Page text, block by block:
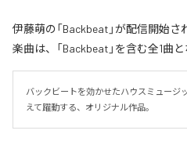
伊藤萌の「Backbeat」が配信開始
楽曲は、「Backbeat」を含む全1曲と
バックビートを効かせたハウスミュージ
えて躍動する、オリジナル作品。